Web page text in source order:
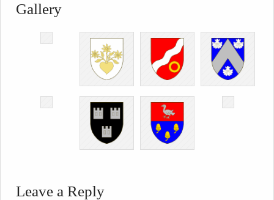
Gallery
Leave a Reply